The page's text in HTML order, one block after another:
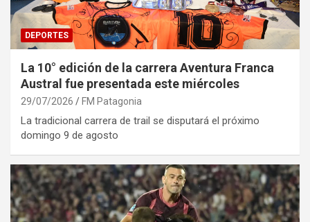
DEPORTES
La 10° edición de la carrera Aventura Franca
Austral fue presentada este miércoles
29/07/2026 FM Patagonia
La tradicional carrera de trail se disputará el próximo
domingo 9 de agosto